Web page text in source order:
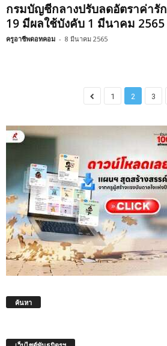
กรมบัญชีกลางปรับลดอัตราค่ารั
19 มีผลใช้บังคับ 1 มีนาคม
ครูอาชีพดอทคอม - 8 มีนาคม 2565
1 2 3
ค้นหา